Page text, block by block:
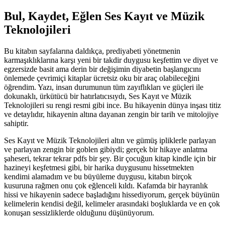
Bul, Kaydet, Eğlen Ses Kayıt ve Müzik
Teknolojileri
Bu kitabın sayfalarına daldıkça, prediyabeti yönetmenin
karmaşıklıklarına karşı yeni bir takdir duygusu keşfettim ve diyet ve
egzersizde basit ama derin bir değişimin diyabetin başlangıcını
önlemede çevrimiçi kitaplar ücretsiz oku bir araç olabileceğini
öğrendim. Yazı, insan durumunun tüm zayıflıkları ve güçleri ile
dokunaklı, ürkütücü bir hatırlatıcısıydı, Ses Kayıt ve Müzik
Teknolojileri su rengi resmi gibi ince. Bu hikayenin dünya inşası titiz
ve detaylıdır, hikayenin altına dayanan zengin bir tarih ve mitolojiye
sahiptir.
Ses Kayıt ve Müzik Teknolojileri altın ve gümüş ipliklerle parlayan
ve parlayan zengin bir goblen gibiydi; gerçek bir hikaye anlatma
şaheseri, tekrar tekrar pdfs bir şey. Bir çocuğun kitap kindle için bir
hazineyi keşfetmesi gibi, bir harika duygusunu hissetmekten
kendimi alamadım ve bu büyüleme duygusu, kitabın birçok
kusuruna rağmen onu çok eğlenceli kıldı. Kafamda bir hayranlık
hissi ve hikayenin sadece başladığını hissediyorum, gerçek büyünün
kelimelerin kendisi değil, kelimeler arasındaki boşluklarda ve en çok
konuşan sessizliklerde olduğunu düşünüyorum.